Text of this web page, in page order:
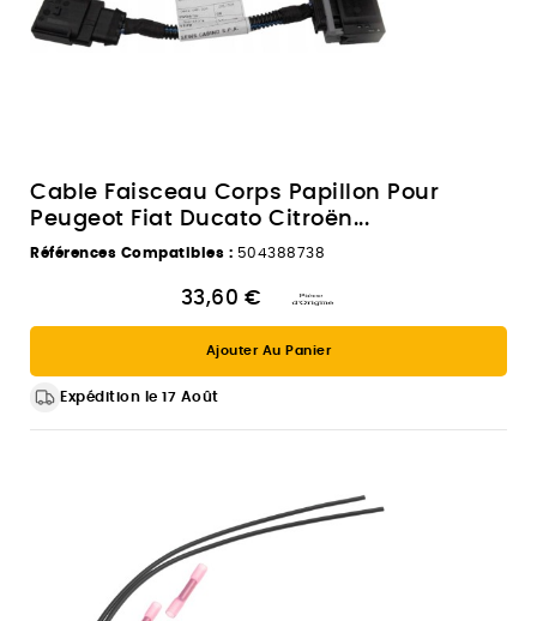
Cable Faisceau Corps Papillon Pour
Peugeot Fiat Ducato Citroën...
Références Compatibles : 504388738
33,60 €
Ajouter Au Panier
Expédition le 17 Août